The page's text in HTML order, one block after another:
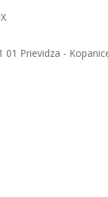
01 Prievidza -